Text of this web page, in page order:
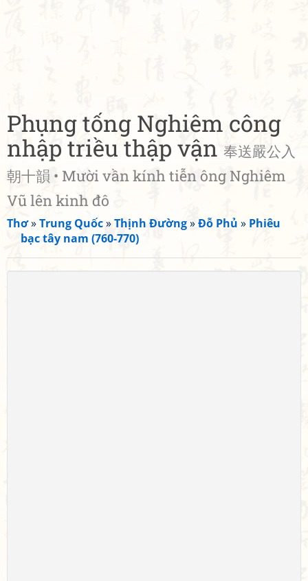
Phụng tống Nghiêm công
nhập triều thập vận 奉送嚴公入
朝十韻 • Mười vần kính tiễn ông Nghiêm
Vũ lên kinh đô
Thơ»Trung Quốc»Thịnh Đường»Đỗ Phủ » Phiêu
bạc tây nam (760-770)